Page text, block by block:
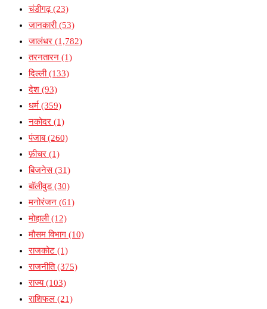
चंडीगढ़(23)
जानकारी(53)
जालंधर (1,782)
तरनतारन (1)
दिल्ली(133)
देश (93)
धर्म (359)
नकोदर (1)
पंजाब(260)
फ़ीचर (1)
बिजनेस(31)
बॉलीवुड(30)
मनोरंजन (61)
मोहाली(12)
मौसम विभाग (10)
राजकोट (1)
राजनीति(375)
राज्य(103)
राशिफल (21)